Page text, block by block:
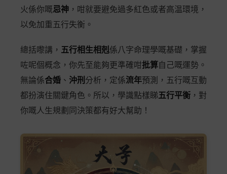
火係你嘅忌神 ，咁就要避免過多紅色或者高温環境，
以免加重五行失衡。
總括嚟講， 五行相生相剋係八字命理學嘅基礎，掌握
咗呢個概念，你先至能夠更準確咁批算自己嘅運勢。
無論係合婚 、 沖刑 分析，定係流年預測，五行嘅互動
都扮演住關鍵角色。所以，學識點樣睇五行平衡 ，對
你嘅人生規劃同決策都有好大幫助！